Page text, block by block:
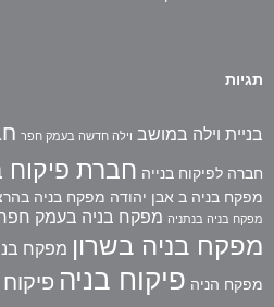
תגיות
בניית וילה במושב וילה חדשה בעמק חפר
חברה לפיקוח בנייה חברת פיקוח
מפקח בניה ב אבן יהודה מפקח בניה
מפקח בניה בנתניה מפקח בניה בעמק
מפקח בניה בשרון מפקח
מפקח הניה פיקוח בניה